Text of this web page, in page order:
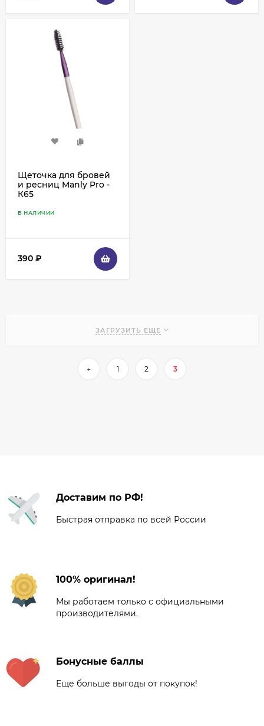
Щеточка для бровей
и ресниц Manly Pro -
К65
В НАЛИЧИИ
390 ₽
ЗАГРУЗИТЬ ЕЩЕ
← 1 2 3
Доставим по РФ!
Быстрая отправка по всей России
100% оригинал!
Мы работаем только с официальными
производителями.
Бонусные баллы
Еще больше выгоды от покупок!